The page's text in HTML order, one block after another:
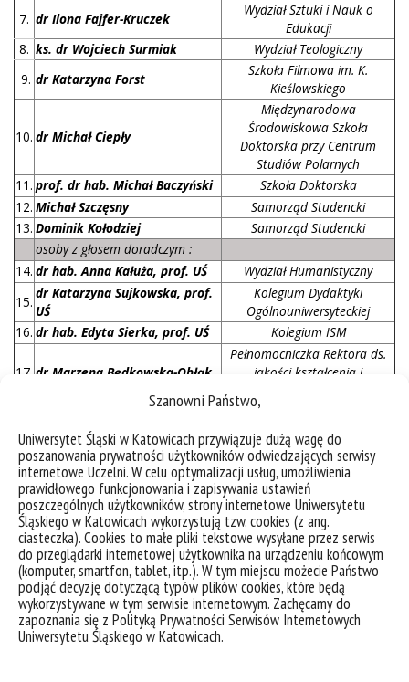
Szanowni Państwo,
Uniwersytet Śląski w Katowicach przywiązuje dużą wagę do
poszanowania prywatności użytkowników odwiedzających serwisy
internetowe Uczelni. W celu optymalizacji usług, umożliwienia
prawidłowego funkcjonowania i zapisywania ustawień
poszczególnych użytkowników, strony internetowe Uniwersytetu
Śląskiego w Katowicach wykorzystują tzw. cookies (z ang.
ciasteczka). Cookies to małe pliki tekstowe wysyłane przez serwis
do przeglądarki internetowej użytkownika na urządzeniu końcowym
(komputer, smartfon, tablet, itp.). W tym miejscu możecie Państwo
podjąć decyzję dotyczącą typów plików cookies, które będą
wykorzystywane w tym serwisie internetowym. Zachęcamy do
zapoznania się z Polityką Prywatności Serwisów Internetowych
Uniwersytetu Śląskiego w Katowicach.
7. dr Ilona Fajfer-Kruczek
Wydział Sztuki i Nauk o
Edukacji
8. ks. dr Wojciech Surmiak
Wydział Teologiczny
9. dr Katarzyna Forst
Szkoła Filmowa im. K.
Kieślowskiego
10. dr Michał Ciepły
Międzynarodowa
Środowiskowa Szkoła
Doktorska przy Centrum
Studiów Polarnych
11. prof. dr hab. Michał Baczyński
Szkoła Doktorska
12. Michał Szczęsny
Samorząd Studencki
13. Dominik Kołodziej
Samorząd Studencki
osoby z głosem doradczym :
14. dr hab. Anna Kałuża, prof. UŚ
Wydział Humanistyczny
15.
dr Katarzyna Sujkowska, prof.
UŚ
Kolegium Dydaktyki
Ogólnouniwersyteckiej
16. dr hab. Edyta Sierka, prof. UŚ Kolegium ISM
17. dr Marzena Będkowska-Obłąk
Pełnomocniczka Rektora ds.
jakości kształcenia i
Centrum Wychowania
Fizycznego i Sportu
19. mgr Agata Adamczyk-Gzara
Studium Praktycznej Nauki
Języków Obcych
20.mgr Urszula Miemiec
Kierownik Działu Kształcenia
21.lic. Gabriela Wilczyńska
Kierownik Centrum Obsługi
Studentów
22. mgr Przemysław Grzonka
Kierownik Działu Jakości i
Analiz Strategicznych
23. dr Małgorzata Domagała
ZNP
24.
dr hab. Jolanta Gwioździk,
prof. UŚ
NSZZ Solidarność
mgr inż. Julia Zając